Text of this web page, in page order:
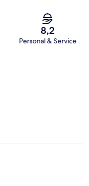
8,2
Personal & Service